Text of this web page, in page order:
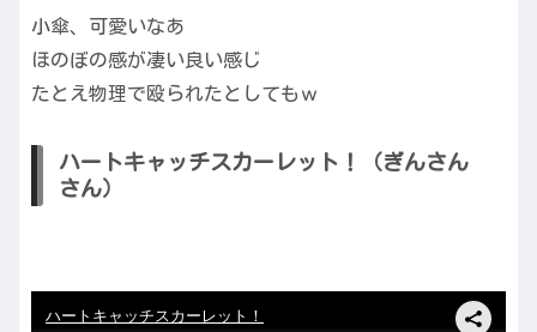
小傘、可愛いなあ
ほのぼの感が凄い良い感じ
たとえ物理で殴られたとしてもｗ
ハートキャッチスカーレット！（ぎんさん
さん）